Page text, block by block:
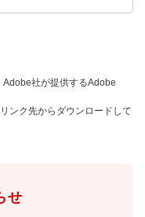
Adobe社が提供するAdobe
ンク先からダウンロードして
せ